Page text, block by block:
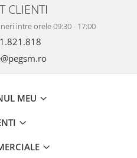
CLIENTI
intre orele 09:30 - 17:00
MEU